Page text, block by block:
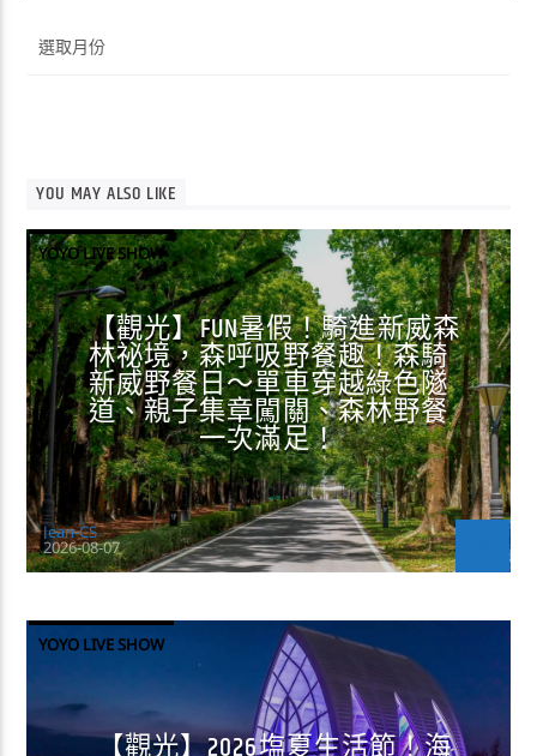
整
YOU MAY ALSO LIKE
YOYO LIVE SHOW
【觀光】FUN暑假！騎進新威森
林祕境，森呼吸野餐趣！森騎
新威野餐日～單車穿越綠色隧
道、親子集章闖關、森林野餐
一次滿足！
Jean-CS
2026-08-07
YOYO LIVE SHOW